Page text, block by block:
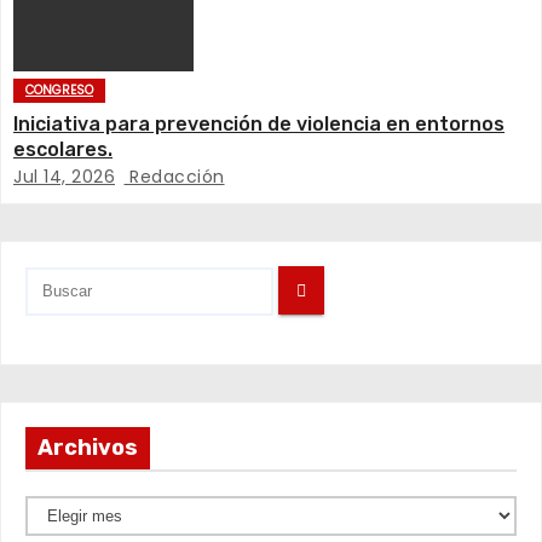
n
t
r
CONGRESO
Iniciativa para prevención de violencia en entornos
escolares.
Jul 14, 2026 Redacción
Archivos